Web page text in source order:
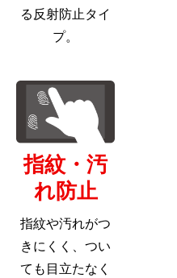
る反射防止タイ
プ。
指紋・汚
れ防止
指紋や汚れがつ
きにくく、つい
ても目立たなく